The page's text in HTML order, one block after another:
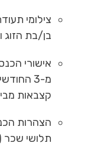
צילומי
בן/בת הזוג
אישורי
מ-3
קצבאות
הצהרות
תלושי שכר